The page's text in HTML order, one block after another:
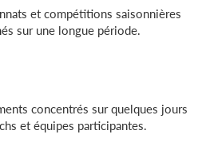
et compétitions saisonnières
sur une longue période.
concentrés sur quelques jours
et équipes participantes.